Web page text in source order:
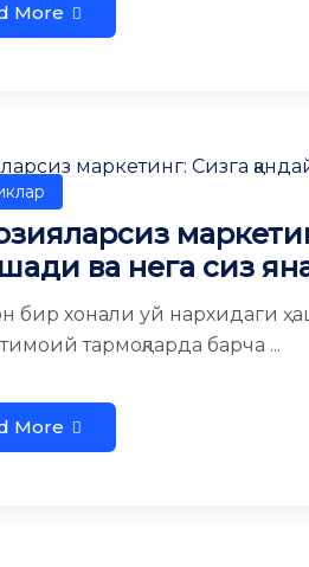
More
ва нега сиз
бир хонали уй нархидаги
тармоқларда барча ...
More